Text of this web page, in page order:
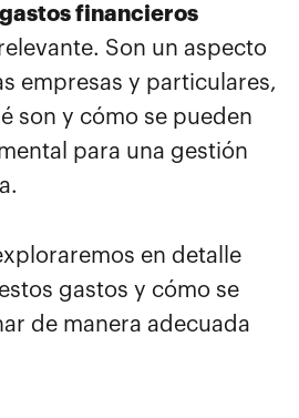
gastos financieros
Son un aspecto
empresas y particulares,
son y cómo se pueden
para una gestión
en detalle
gastos y cómo se
de manera adecuada